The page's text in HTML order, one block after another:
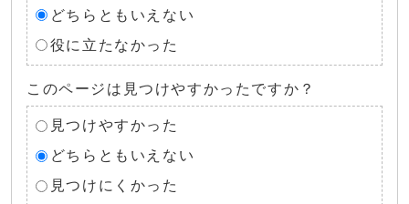
どちらともいえない
役に立たなかった
このページは見つけやすかったですか？
見つけやすかった
どちらともいえない
見つけにくかった